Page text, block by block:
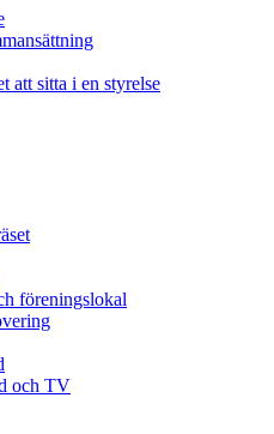
att sitta i en styrelse
föreningslokal
och TV